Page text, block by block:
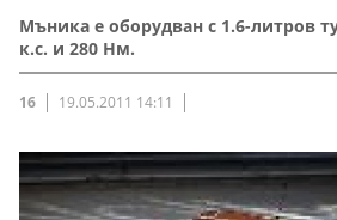
Мъника е оборудван с 1.6-литров
к.с. и 280 Нм.
16 19.05.2011 14:11